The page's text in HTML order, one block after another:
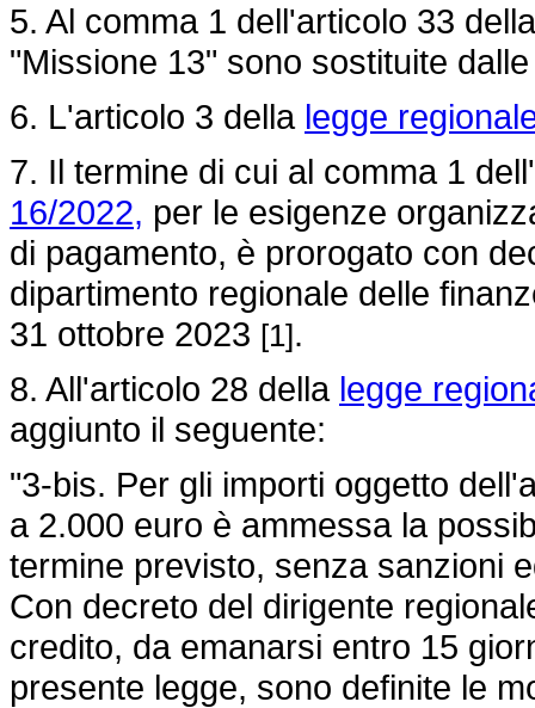
5. Al comma 1 dell'articolo 33
"Missione 13" sono sostituite
6. L'articolo 3 della legge
7. Il termine di cui al comma 1
16/2022, per le esigenze
di pagamento, è prorogato con
dipartimento regionale delle
31 ottobre 2023 [1].
8. All'articolo 28 della legge
aggiunto il seguente:
"3-bis. Per gli importi oggetto
a 2.000 euro è ammessa la
termine previsto, senza sanzioni
Con decreto del dirigente
credito, da emanarsi entro 15
presente legge, sono definite le